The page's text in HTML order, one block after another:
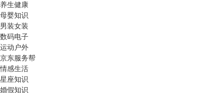
养生健康
母婴知识
男装女装
数码电子
运动户外
京东服务帮
情感生活
星座知识
婚假知识